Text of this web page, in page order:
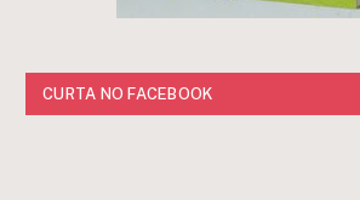
CURTA NO FACEBOOK